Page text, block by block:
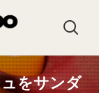
をサンダ